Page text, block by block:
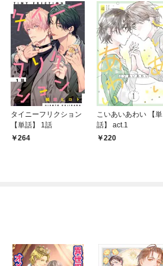
タイニーフリクション
【単話】 1話
264
こいあいあわい 【単
話】 act.1
220